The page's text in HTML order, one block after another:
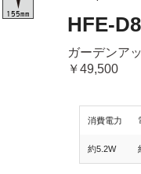
HFE-
ガーデンア
￥49,500
消費電力
約5.2W